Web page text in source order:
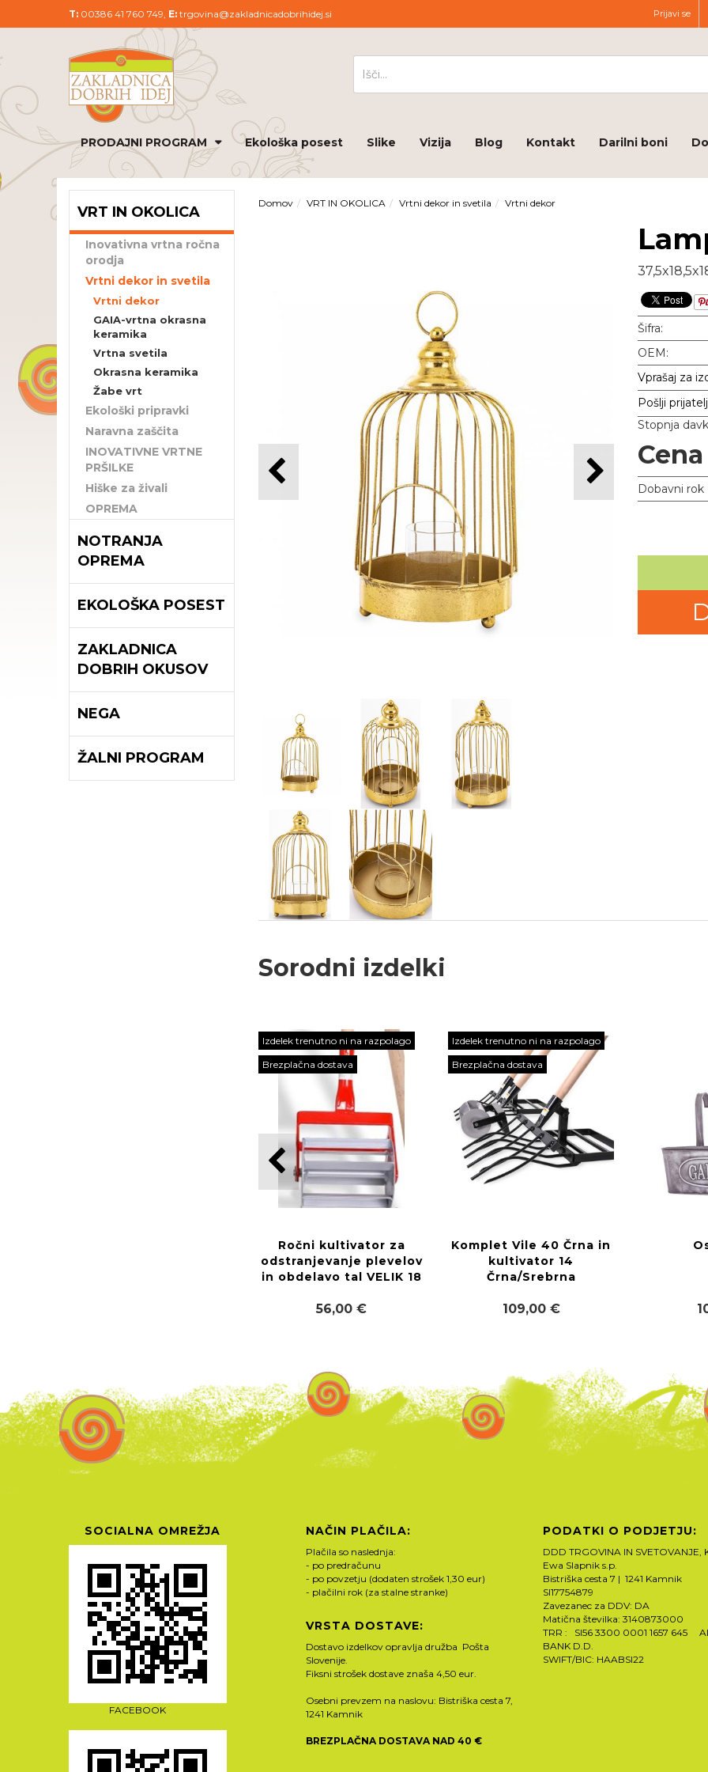
Prijavi se
T: 00386 41 760 749, E: trgovina@zakladnicadobrihidej.si
PRODAJNI PROGRAM Ekološka posest Slike Vizija Blog Kontakt Darilni boni
VRT IN OKOLICA
Inovativna vrtna ročna
orodja
Vrtni dekor in svetila
Vrtni dekor
GAIA-vrtna okrasna
keramika
Vrtna svetila
Okrasna keramika
Žabe vrt
Ekološki pripravki
Naravna zaščita
INOVATIVNE VRTNE
PRŠILKE
Hiške za živali
OPREMA
NOTRANJA
OPREMA
EKOLOŠKA POSEST
ZAKLADNICA
DOBRIH OKUSOV
NEGA
ŽALNI PROGRAM
Domov VRT IN OKOLICA Vrtni dekor in svetila Vrtni dekor
Šifra:
OEM:
Vprašaj za
Pošlji
Stopnja
Dobavni rok
Sorodni izdelki
Izdelek trenutno ni na razpolago
Brezplačna dostava
Ročni kultivator za
odstranjevanje plevelov
in obdelavo tal VELIK 18
56,00 €
Izdelek trenutno ni na razpolago
Brezplačna dostava
Komplet Vile 40 Črna in
kultivator 14
Črna/Srebrna
109,00 €
SOCIALNA OMREŽJA
FACEBOOK
NAČIN PLAČILA:
Plačila so naslednja:
- po predračunu
- po povzetju (dodaten strošek 1,30 eur)
- plačilni rok (za stalne stranke)
VRSTA DOSTAVE:
Dostavo izdelkov opravlja družba Pošta
Slovenije.
Fiksni strošek dostave znaša 4,50 eur.
Osebni prevzem na naslovu: Bistriška cesta 7,
1241 Kamnik
BREZPLAČNA DOSTAVA NAD 40 €
PODATKI O PODJETJU:
DDD TRGOVINA IN SVETOVANJE,
Ewa Slapnik s.p.
Bistriška cesta 7 | 1241 Kamnik
SI17754879
Zavezanec za DDV: DA
Matična številka: 3140873000
TRR : SI56 3300 0001 1657 645
BANK D.D.
SWIFT/BIC: HAABSI22